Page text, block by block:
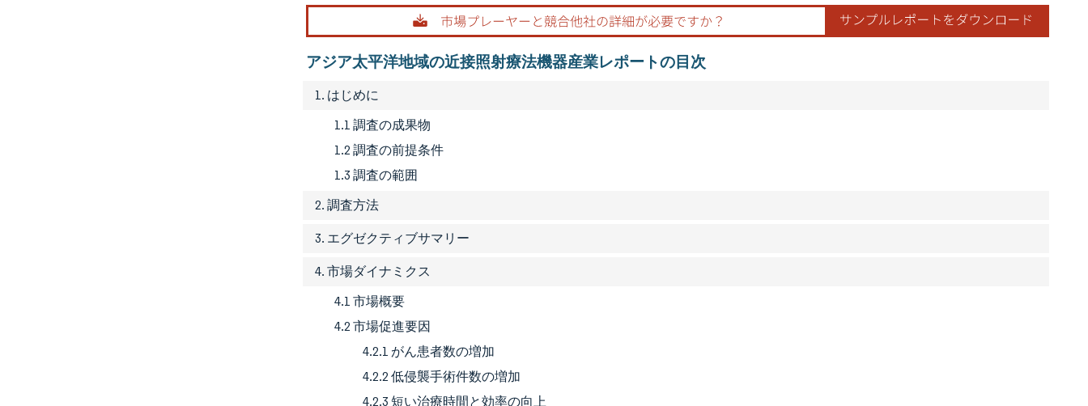
画像 © Mordor Intelligence。再利用にはCC BY 4.0の表示が必要です。
アジア太平洋地域の近接照射療法機器産業レポートの目次
1. はじめに
1.1 調査の成果物
1.2 調査の前提条件
1.3 調査の範囲
2. 調査方法
3. エグゼクティブサマリー
4. 市場ダイナミクス
4.1 市場概要
4.2 市場促進要因
4.2.1 がん患者数の増加
4.2.2 低侵襲手術件数の増加
4.2.3 短い治療時間と効率の向上